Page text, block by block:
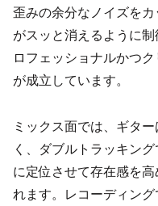
歪みの余分なノイズを
がスッと消えるように
ロフェッショナルかつ
が成立しています。
ミックス面では、ギタ
く、ダブルトラッキン
に定位させて存在感を
れます。レコーディン